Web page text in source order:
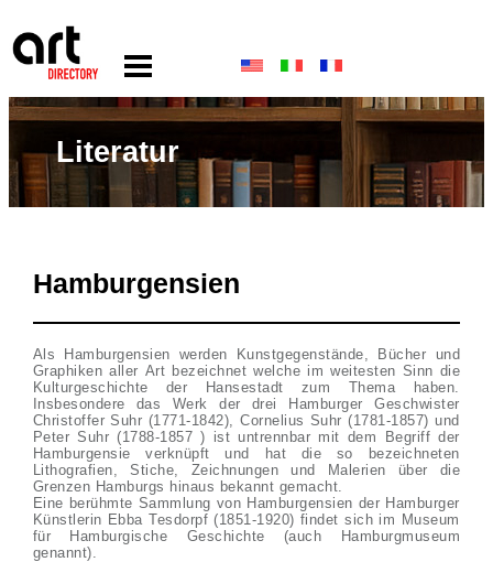
Literatur
Hamburgensien
Als Hamburgensien werden Kunstgegenstände, Bücher und
Graphiken aller Art bezeichnet welche im weitesten Sinn die
Kulturgeschichte der Hansestadt zum Thema haben.
Insbesondere das Werk der drei Hamburger Geschwister
Christoffer Suhr (1771-1842), Cornelius Suhr (1781-1857) und
Peter Suhr (1788-1857 ) ist untrennbar mit dem Begriff der
Hamburgensie verknüpft und hat die so bezeichneten
Lithografien, Stiche, Zeichnungen und Malerien über die
Grenzen Hamburgs hinaus bekannt gemacht.
Eine berühmte Sammlung von Hamburgensien der Hamburger
Künstlerin Ebba Tesdorpf (1851-1920) findet sich im Museum
für Hamburgische Geschichte (auch Hamburgmuseum
genannt).